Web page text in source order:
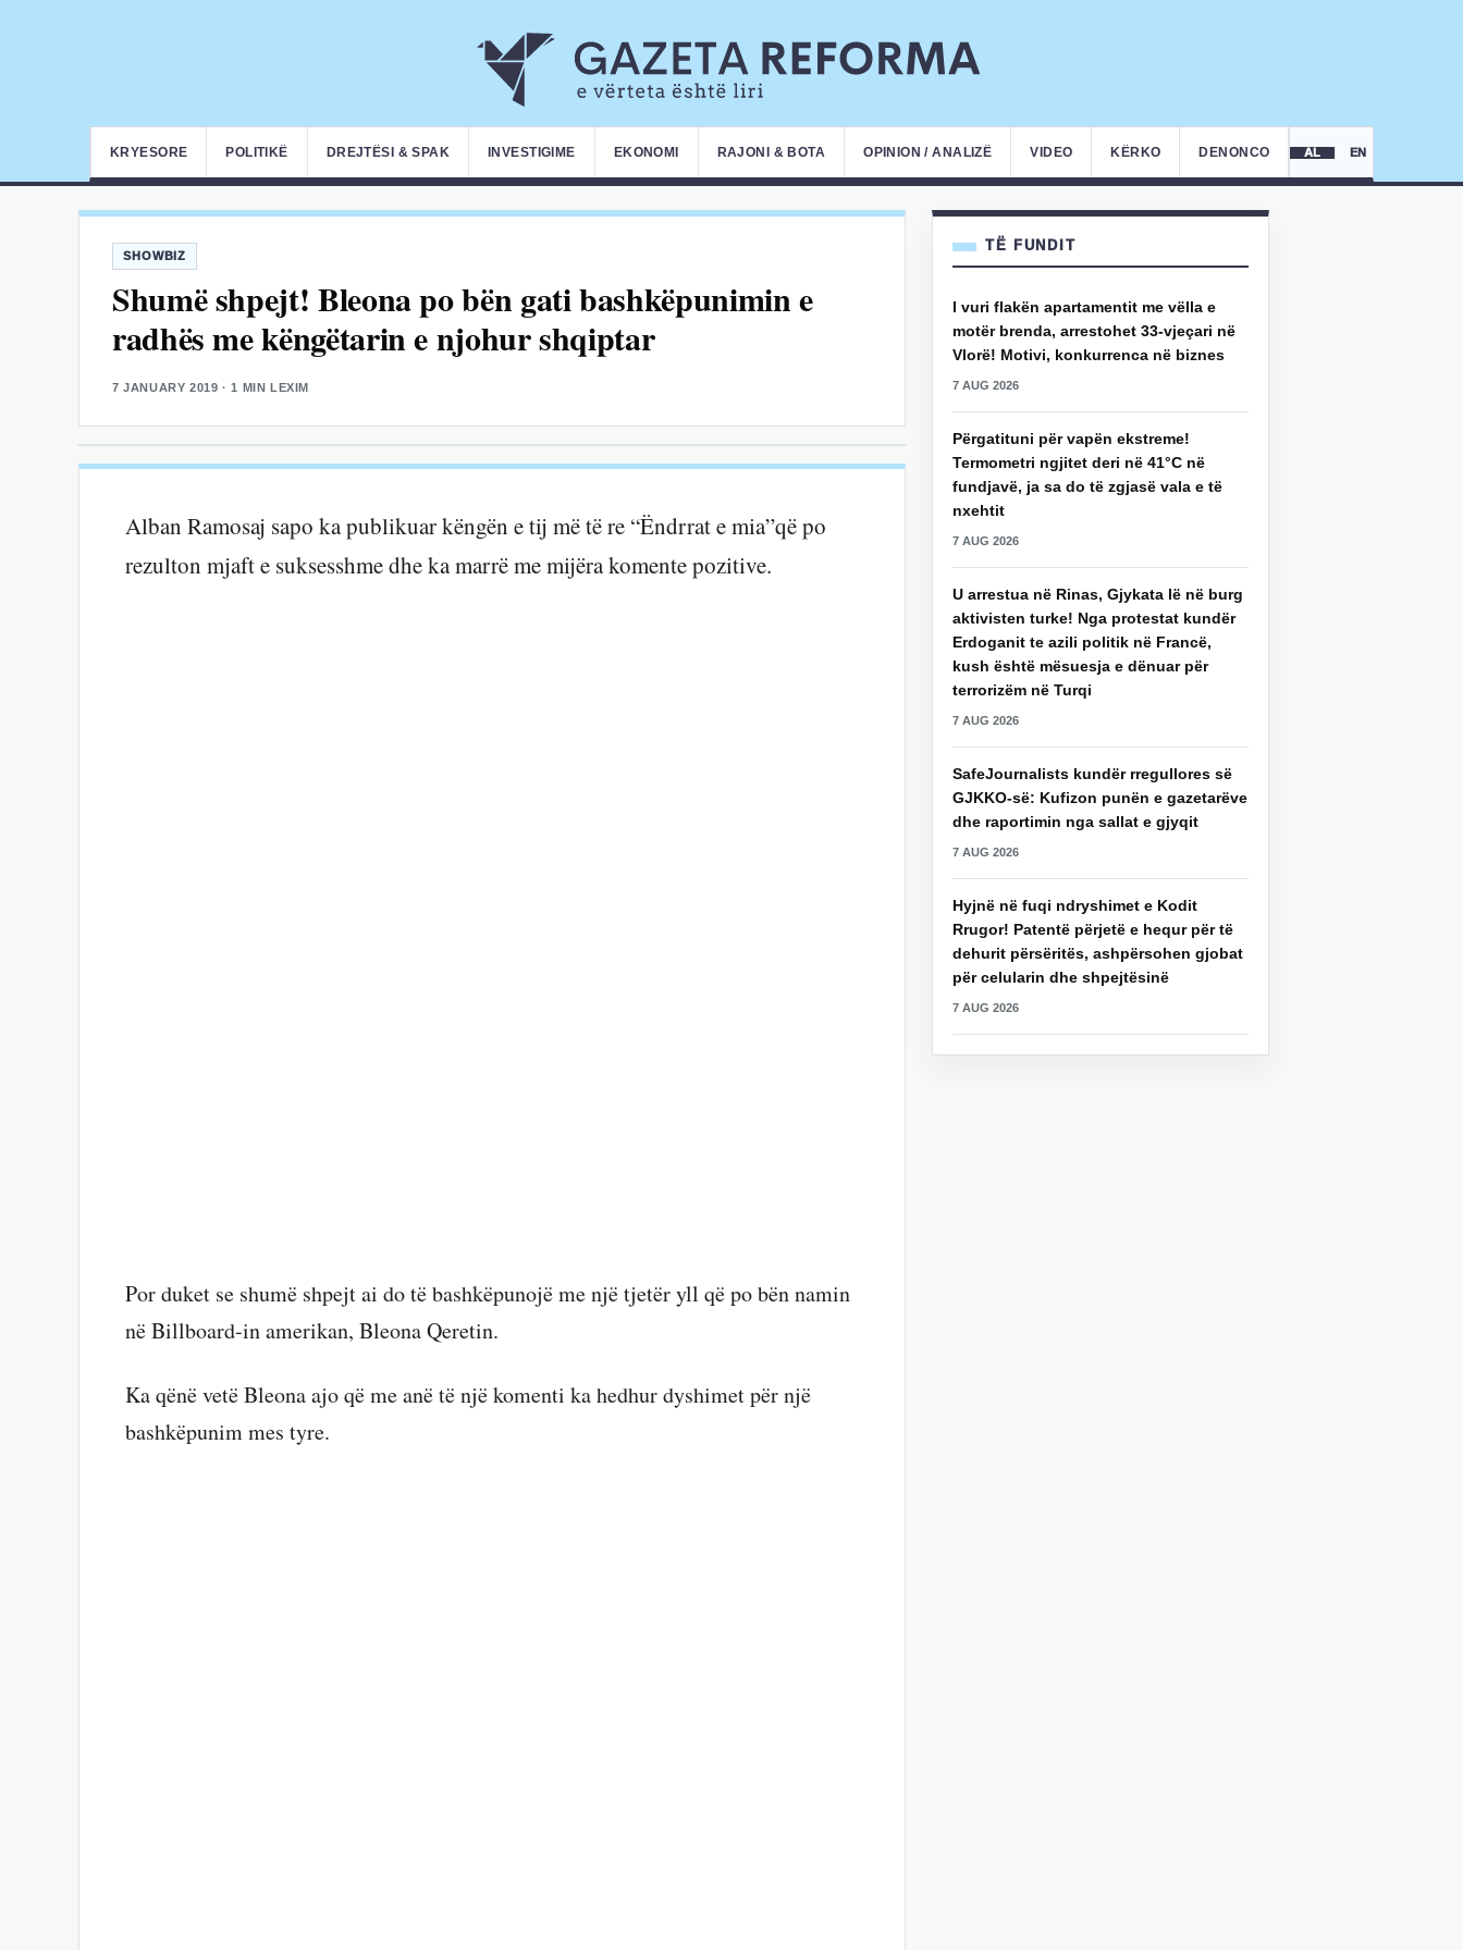
KRYESORE POLITIKË DREJTËSI & SPAK INVESTIGIME EKONOMI RAJONI & BOTA OPINION / ANALIZË VIDEO KËRKO DENONCO AL EN
SHOWBIZ
Shumë shpejt! Bleona po bën gati bashkëpunimin e
radhës me këngëtarin e njohur shqiptar
7 JANUARY 2019 · 1 MIN LEXIM
Alban Ramosaj sapo ka publikuar këngën e tij më të re “Ëndrrat e mia”që po
rezulton mjaft e suksesshme dhe ka marrë me mijëra komente pozitive.
Por duket se shumë shpejt ai do të bashkëpunojë me një tjetër yll që po bën namin
në Billboard-in amerikan, Bleona Qeretin.
Ka qënë vetë Bleona ajo që me anë të një komenti ka hedhur dyshimet për një
bashkëpunim mes tyre.
TË FUNDIT
I vuri flakën apartamentit me vëlla e
motër brenda, arrestohet 33-vjeçari në
Vlorë! Motivi, konkurrenca në biznes
7 AUG 2026
Përgatituni për vapën ekstreme!
Termometri ngjitet deri në 41°C në
fundjavë, ja sa do të zgjasë vala e të
nxehtit
7 AUG 2026
U arrestua në Rinas, Gjykata lë në burg
aktivisten turke! Nga protestat kundër
Erdoganit te azili politik në Francë,
kush është mësuesja e dënuar për
terrorizëm në Turqi
7 AUG 2026
SafeJournalists kundër rregullores së
GJKKO-së: Kufizon punën e gazetarëve
dhe raportimin nga sallat e gjyqit
7 AUG 2026
Hyjnë në fuqi ndryshimet e Kodit
Rrugor! Patentë përjetë e hequr për të
dehurit përsëritës, ashpërsohen gjobat
për celularin dhe shpejtësinë
7 AUG 2026